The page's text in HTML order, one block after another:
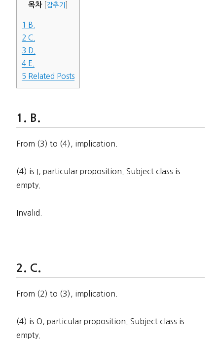
목차 감추기
1
B.
2 C.
3 D.
4E.
5 Related Posts
B.
From (3) to (4), implication.
(4) is I, particular proposition. Subject class is
empty.
Invalid.
C.
From (2) to (3), implication.
(4) is O, particular proposition. Subject class is
empty.